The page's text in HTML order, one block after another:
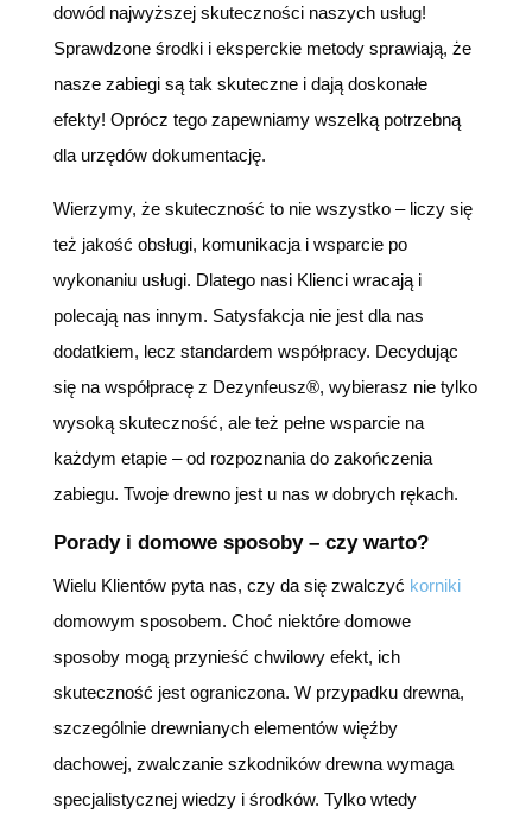
dowód najwyższej skuteczności naszych usług!
Sprawdzone środki i eksperckie metody sprawiają, że
nasze zabiegi są tak skuteczne i dają doskonałe
efekty! Oprócz tego zapewniamy wszelką potrzebną
dla urzędów dokumentację.
Wierzymy, że skuteczność to nie wszystko – liczy się
też jakość obsługi, komunikacja i wsparcie po
wykonaniu usługi. Dlatego nasi Klienci wracają i
polecają nas innym. Satysfakcja nie jest dla nas
dodatkiem, lecz standardem współpracy. Decydując
się na współpracę z Dezynfeusz®, wybierasz nie tylko
wysoką skuteczność, ale też pełne wsparcie na
każdym etapie – od rozpoznania do zakończenia
zabiegu. Twoje drewno jest u nas w dobrych rękach.
Porady i domowe sposoby – czy warto?
Wielu Klientów pyta nas, czy da się zwalczyć korniki
domowym sposobem. Choć niektóre domowe
sposoby mogą przynieść chwilowy efekt, ich
skuteczność jest ograniczona. W przypadku drewna,
szczególnie drewnianych elementów więźby
dachowej, zwalczanie szkodników drewna wymaga
specjalistycznej wiedzy i środków. Tylko wtedy